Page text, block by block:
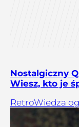
Nostalgiczny
Wiesz, kto je
RetroWiedza